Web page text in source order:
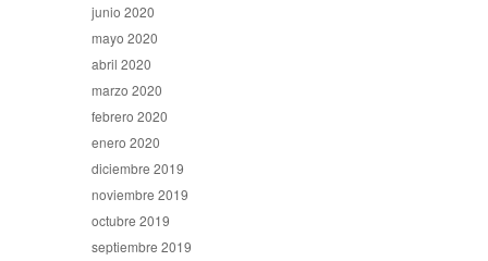
junio 2020
mayo 2020
abril 2020
marzo 2020
febrero 2020
enero 2020
diciembre 2019
noviembre 2019
octubre 2019
septiembre 2019